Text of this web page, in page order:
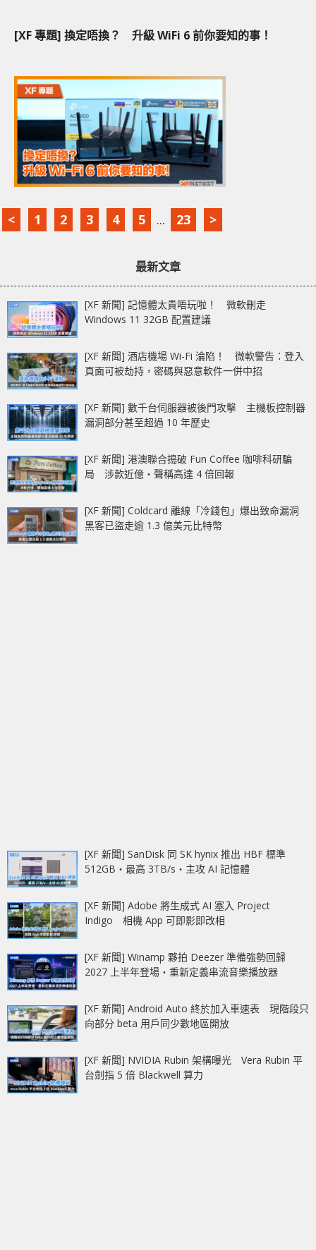
[XF 專題] 換定唔換？ 升級 WiFi 6 前你要知的事！
< 1 2 3 4 5 ... 23 >
最新文章
[XF 新聞] 記憶體太貴唔玩啦！ 微軟刪走
Windows 11 32GB 配置建議
[XF 新聞] 酒店機場 Wi-Fi 淪陷！ 微軟警告：登入
頁面可被劫持，密碼與惡意軟件一併中招
[XF 新聞] 數千台伺服器被後門攻擊 主機板控制器
漏洞部分甚至超過 10 年歷史
[XF 新聞] 港澳聯合搗破 Fun Coffee 咖啡科研騙
局 涉款近億‧聲稱高達 4 倍回報
[XF 新聞] Coldcard 離線「冷錢包」爆出致命漏洞
黑客已盜走逾 1.3 億美元比特幣
[XF 新聞] SanDisk 同 SK hynix 推出 HBF 標準
512GB‧最高 3TB/s‧主攻 AI 記憶體
[XF 新聞] Adobe 將生成式 AI 塞入 Project
Indigo 相機 App 可即影即改相
[XF 新聞] Winamp 夥拍 Deezer 準備強勢回歸
2027 上半年登場‧重新定義串流音樂播放器
[XF 新聞] Android Auto 終於加入車速表 現階段只
向部分 beta 用戶同少數地區開放
[XF 新聞] NVIDIA Rubin 架構曝光 Vera Rubin 平
台劍指 5 倍 Blackwell 算力